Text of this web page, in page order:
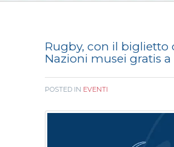
Rugby, con il biglietto
Nazioni musei gratis a
POSTED IN EVENTI